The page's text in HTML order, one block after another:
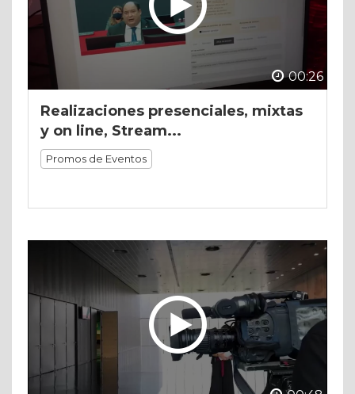
00:26
Realizaciones presenciales, mixtas
y on line, Stream...
Promos de Eventos